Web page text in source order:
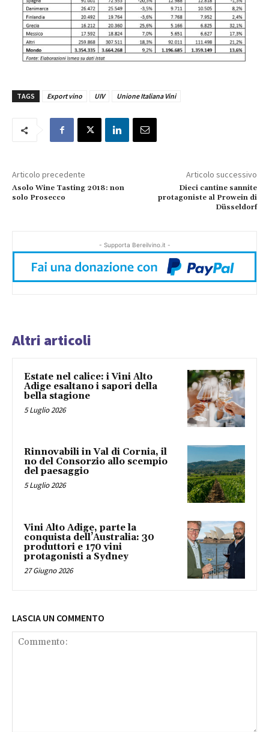
TAGS Export vino UIV Unione Italiana Vini
Articolo precedente
Asolo Wine Tasting 2018: non
solo Prosecco
Articolo successivo
Dieci cantine sannite
protagoniste al Prowein di
Düsseldorf
- Supporta Bereilvino.it -
Altri articoli
Estate nel calice: i Vini Alto
Adige esaltano i sapori della
bella stagione
5 Luglio 2026
Rinnovabili in Val di Cornia, il
no del Consorzio allo scempio
del paesaggio
5 Luglio 2026
Vini Alto Adige, parte la
conquista dell’Australia: 30
produttori e 170 vini
protagonisti a Sydney
27 Giugno 2026
LASCIA UN COMMENTO